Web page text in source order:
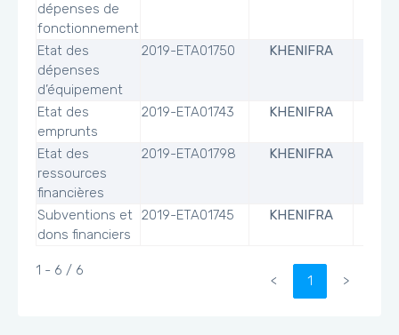
dépenses de
fonctionnement
Etat des
dépenses
d’équipement
2019-ETA01750 KHENIFRA
Etat des
emprunts
2019-ETA01743 KHENIFRA
Etat des
ressources
financières
2019-ETA01798 KHENIFRA
Subventions et
dons financiers
2019-ETA01745 KHENIFRA
1 - 6 / 6
< 1 >